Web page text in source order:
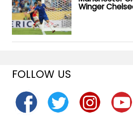
Winger
FOLLOW US